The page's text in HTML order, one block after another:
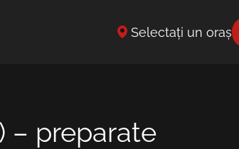
Selectați un oraș
– preparate